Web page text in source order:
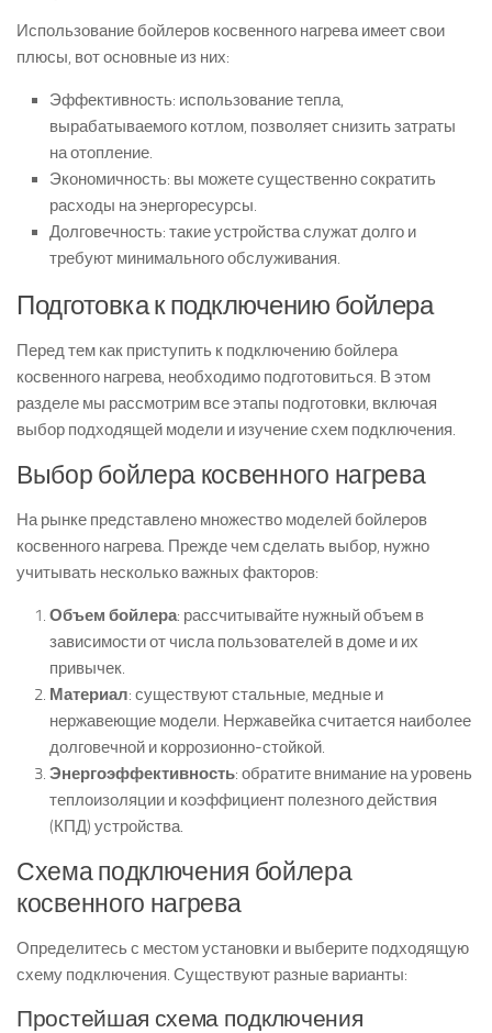
Использование бойлеров косвенного нагрева имеет свои
плюсы, вот основные из них:
Эффективность: использование тепла,
вырабатываемого котлом, позволяет снизить затраты
на отопление.
Экономичность: вы можете существенно сократить
расходы на энергоресурсы.
Долговечность: такие устройства служат долго и
требуют минимального обслуживания.
Подготовка к подключению бойлера
Перед тем как приступить к подключению бойлера
косвенного нагрева, необходимо подготовиться. В этом
разделе мы рассмотрим все этапы подготовки, включая
выбор подходящей модели и изучение схем подключения.
Выбор бойлера косвенного нагрева
На рынке представлено множество моделей бойлеров
косвенного нагрева. Прежде чем сделать выбор, нужно
учитывать несколько важных факторов:
Объем бойлера: рассчитывайте нужный объем в
зависимости от числа пользователей в доме и их
привычек.
Материал: существуют стальные, медные и
нержавеющие модели. Нержавейка считается наиболее
долговечной и коррозионно-стойкой.
Энергоэффективность: обратите внимание на уровень
теплоизоляции и коэффициент полезного действия
(КПД) устройства.
Схема подключения бойлера
косвенного нагрева
Определитесь с местом установки и выберите подходящую
схему подключения. Существуют разные варианты:
Простейшая схема подключения